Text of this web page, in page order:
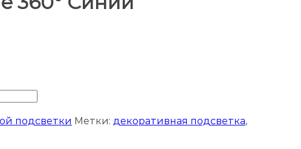
подсветки Метки: декоративная подсветка,